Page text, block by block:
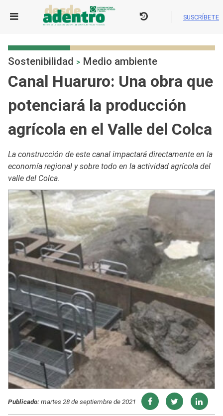
SUSCRÍBETE
Sostenibilidad > Medio ambiente
Canal Huaruro: Una obra que
potenciará la producción
agrícola en el Valle del Colca
La construcción de este canal impactará directamente en la
economía regional y sobre todo en la actividad agrícola del
valle del Colca.
Publicado:martes 28 de septiembre de 2021